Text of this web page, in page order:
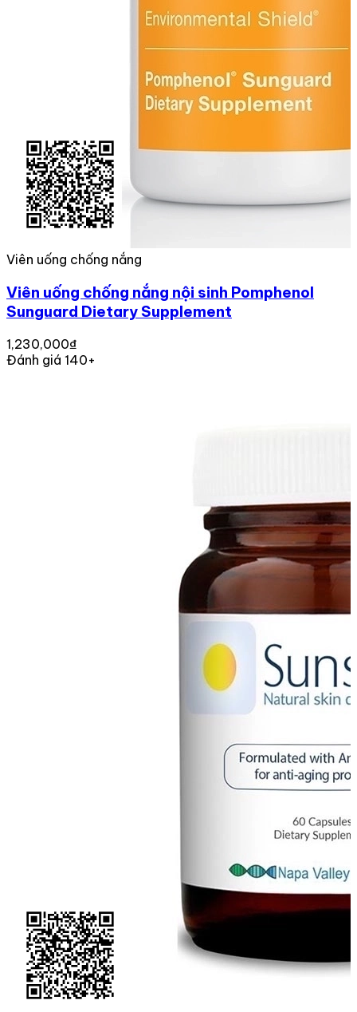
Viên uống chống nắng
Viên uống chống nắng nội sinh Pomphenol
Sunguard Dietary Supplement
1,230,000₫
Đánh giá 140+